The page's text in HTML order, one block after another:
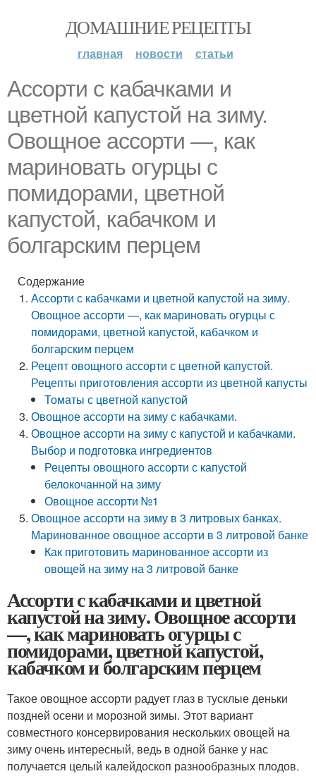
ДОМАШНИЕ РЕЦЕПТЫ
главная новости статьи
Ассорти с кабачками и
цветной капустой на зиму.
Овощное ассорти —, как
мариновать огурцы с
помидорами, цветной
капустой, кабачком и
болгарским перцем
Содержание
Ассорти с кабачками и цветной капустой на зиму.
Овощное ассорти —, как мариновать огурцы с
помидорами, цветной капустой, кабачком и
болгарским перцем
Рецепт овощного ассорти с цветной капустой.
Рецепты приготовления ассорти из цветной капусты
Томаты с цветной капустой
Овощное ассорти на зиму с кабачками.
Овощное ассорти на зиму с капустой и кабачками.
Выбор и подготовка ингредиентов
Рецепты овощного ассорти с капустой
белокочанной на зиму
Овощное ассорти №1
Овощное ассорти на зиму в 3 литровых банках.
Маринованное овощное ассорти в 3 литровой банке
Как приготовить маринованное ассорти из
овощей на зиму на 3 литровой банке
Ассорти с кабачками и цветной
капустой на зиму. Овощное ассорти
—, как мариновать огурцы с
помидорами, цветной капустой,
кабачком и болгарским перцем
Такое овощное ассорти радует глаз в тусклые деньки
поздней осени и морозной зимы. Этот вариант
совместного консервирования нескольких овощей на
зиму очень интересный, ведь в одной банке у нас
получается целый калейдоскоп разнообразных плодов.